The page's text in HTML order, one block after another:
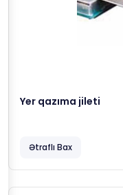
Yer qazıma jileti
Ətraflı Bax